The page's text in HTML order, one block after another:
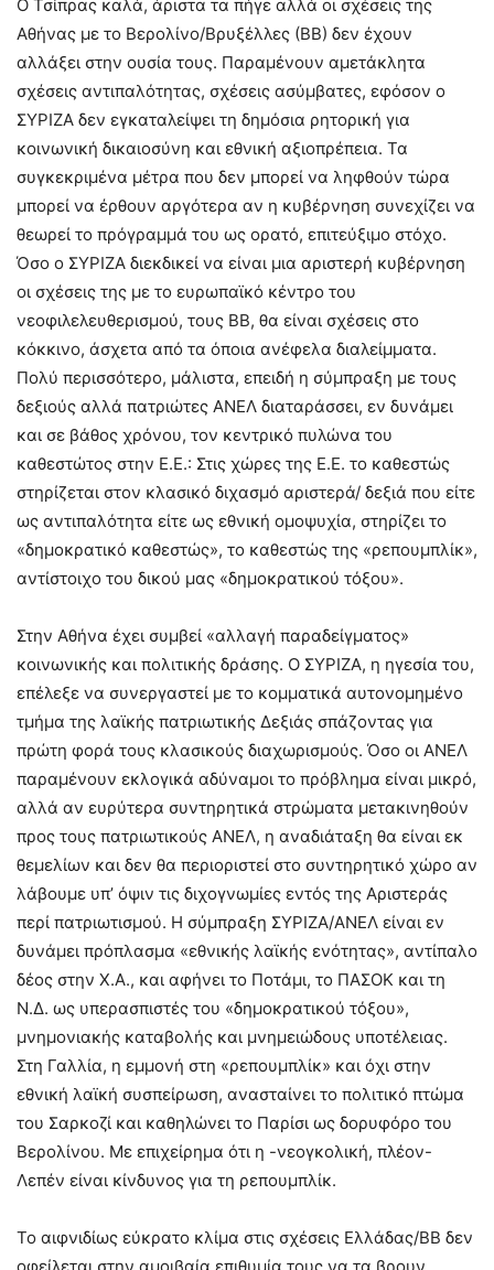
Ο Τσίπρας καλά, άριστα τα πήγε αλλά οι σχέσεις της
Αθήνας με το Βερολίνο/Βρυξέλλες (ΒΒ) δεν έχουν
αλλάξει στην ουσία τους. Παραμένουν αμετάκλητα
σχέσεις αντιπαλότητας, σχέσεις ασύμβατες, εφόσον ο
ΣΥΡΙΖΑ δεν εγκαταλείψει τη δημόσια ρητορική για
κοινωνική δικαιοσύνη και εθνική αξιοπρέπεια. Τα
συγκεκριμένα μέτρα που δεν μπορεί να ληφθούν τώρα
μπορεί να έρθουν αργότερα αν η κυβέρνηση συνεχίζει να
θεωρεί το πρόγραμμά του ως ορατό, επιτεύξιμο στόχο.
Όσο ο ΣΥΡΙΖΑ διεκδικεί να είναι μια αριστερή κυβέρνηση
οι σχέσεις της με το ευρωπαϊκό κέντρο του
νεοφιλελευθερισμού, τους ΒΒ, θα είναι σχέσεις στο
κόκκινο, άσχετα από τα όποια ανέφελα διαλείμματα.
Πολύ περισσότερο, μάλιστα, επειδή η σύμπραξη με τους
δεξιούς αλλά πατριώτες ΑΝΕΛ διαταράσσει, εν δυνάμει
και σε βάθος χρόνου, τον κεντρικό πυλώνα του
καθεστώτος στην Ε.Ε.: Στις χώρες της Ε.Ε. το καθεστώς
στηρίζεται στον κλασικό διχασμό αριστερά/ δεξιά που είτε
ως αντιπαλότητα είτε ως εθνική ομοψυχία, στηρίζει το
«δημοκρατικό καθεστώς», το καθεστώς της «ρεπουμπλίκ»,
αντίστοιχο του δικού μας «δημοκρατικού τόξου».
Στην Αθήνα έχει συμβεί «αλλαγή παραδείγματος»
κοινωνικής και πολιτικής δράσης. Ο ΣΥΡΙΖΑ, η ηγεσία του,
επέλεξε να συνεργαστεί με το κομματικά αυτονομημένο
τμήμα της λαϊκής πατριωτικής Δεξιάς σπάζοντας για
πρώτη φορά τους κλασικούς διαχωρισμούς. Όσο οι ΑΝΕΛ
παραμένουν εκλογικά αδύναμοι το πρόβλημα είναι μικρό,
αλλά αν ευρύτερα συντηρητικά στρώματα μετακινηθούν
προς τους πατριωτικούς ΑΝΕΛ, η αναδιάταξη θα είναι εκ
θεμελίων και δεν θα περιοριστεί στο συντηρητικό χώρο αν
λάβουμε υπ’ όψιν τις διχογνωμίες εντός της Αριστεράς
περί πατριωτισμού. Η σύμπραξη ΣΥΡΙΖΑ/ΑΝΕΛ είναι εν
δυνάμει πρόπλασμα «εθνικής λαϊκής ενότητας», αντίπαλο
δέος στην Χ.Α., και αφήνει το Ποτάμι, το ΠΑΣΟΚ και τη
Ν.Δ. ως υπερασπιστές του «δημοκρατικού τόξου»,
μνημονιακής καταβολής και μνημειώδους υποτέλειας.
Στη Γαλλία, η εμμονή στη «ρεπουμπλίκ» και όχι στην
εθνική λαϊκή συσπείρωση, ανασταίνει το πολιτικό πτώμα
του Σαρκοζί και καθηλώνει το Παρίσι ως δορυφόρο του
Βερολίνου. Με επιχείρημα ότι η -νεογκολική, πλέον-
Λεπέν είναι κίνδυνος για τη ρεπουμπλίκ.
Το αιφνιδίως εύκρατο κλίμα στις σχέσεις Ελλάδας/ΒΒ δεν